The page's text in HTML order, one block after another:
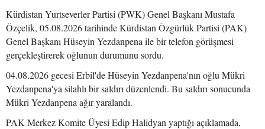
Kürdistan Yurtseverler Partisi (PWK) Genel Başkanı Mustafa
Özçelik, 05.08.2026 tarihinde Kürdistan Özgürlük Partisi (PAK)
Genel Başkanı Hüseyin Yezdanpena ile bir telefon görüşmesi
gerçekleştirerek oğlunun durumunu sordu.
04.08.2026 gecesi Erbil'de Hüseyin Yezdanpena'nın oğlu Mükri
Yezdanpena'ya silahlı bir saldırı düzenlendi. Bu saldırı sonucunda
Mükri Yezdanpena ağır yaralandı.
PAK Merkez Komite Üyesi Edip Halidyan yaptığı açıklamada,